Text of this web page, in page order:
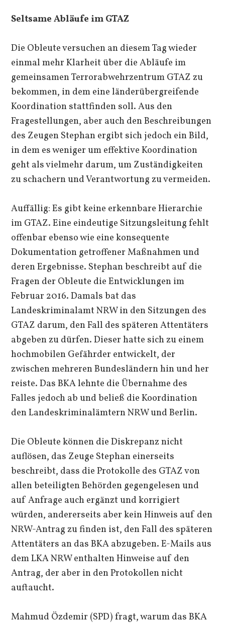
Seltsame Abläufe im GTAZ
Die Obleute versuchen an diesem Tag wieder
einmal mehr Klarheit über die Abläufe im
gemeinsamen Terrorabwehrzentrum GTAZ zu
bekommen, in dem eine länderübergreifende
Koordination stattfinden soll. Aus den
Fragestellungen, aber auch den Beschreibungen
des Zeugen Stephan ergibt sich jedoch ein Bild,
in dem es weniger um effektive Koordination
geht als vielmehr darum, um Zuständigkeiten
zu schachern und Verantwortung zu vermeiden.
Auffällig: Es gibt keine erkennbare Hierarchie
im GTAZ. Eine eindeutige Sitzungsleitung fehlt
offenbar ebenso wie eine konsequente
Dokumentation getroffener Maßnahmen und
deren Ergebnisse. Stephan beschreibt auf die
Fragen der Obleute die Entwicklungen im
Februar 2016. Damals bat das
Landeskriminalamt NRW in den Sitzungen des
GTAZ darum, den Fall des späteren Attentäters
abgeben zu dürfen. Dieser hatte sich zu einem
hochmobilen Gefährder entwickelt, der
zwischen mehreren Bundesländern hin und her
reiste. Das BKA lehnte die Übernahme des
Falles jedoch ab und beließ die Koordination
den Landeskriminalämtern NRW und Berlin.
Die Obleute können die Diskrepanz nicht
auflösen, das Zeuge Stephan einerseits
beschreibt, dass die Protokolle des GTAZ von
allen beteiligten Behörden gegengelesen und
auf Anfrage auch ergänzt und korrigiert
würden, andererseits aber kein Hinweis auf den
NRW-Antrag zu finden ist, den Fall des späteren
Attentäters an das BKA abzugeben. E-Mails aus
dem LKA NRW enthalten Hinweise auf den
Antrag, der aber in den Protokollen nicht
auftaucht.
Mahmud Özdemir (SPD) fragt, warum das BKA